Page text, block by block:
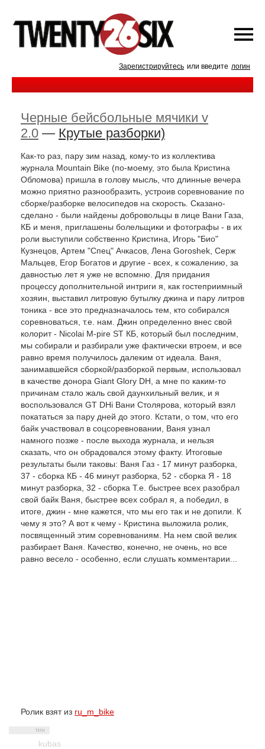
Зарегистрируйтесь или введите логин
Черные бейсбольные мячики v
2.0 — Крутые разборки)
Как-то раз, пару зим назад, кому-то из коллектива
журнала Mountain Bike (по-моему, это была Кристина
Обломова) пришла в голову мысль, что длинные вечера
можно приятно разнообразить, устроив соревнование по
сборке/разборке велосипедов на скорость. Сказано-
сделано - были найдены добровольцы в лице Вани Газа,
КБ и меня, приглашены болельщики и фотографы - в их
роли выступили собственно Кристина, Игорь "Био"
Кузнецов, Артем "Спец" Ачкасов, Лена Goroshek, Серж
Мальцев, Егор Богатов и другие - всех, к сожалению, за
давностью лет я уже не вспомню. Для придания
процессу дополнительной интриги я, как гостеприимный
хозяин, выставил литровую бутылку джина и пару литров
тоника - все это предназначалось тем, кто собирался
соревноваться, т.е. нам. Джин определенно внес свой
колорит - Nicolai M-pire ST КБ, который был последним,
мы собирали и разбирали уже фактически втроем, и все
равно время получилось далеким от идеала. Ваня,
занимавшейся сборкой/разборкой первым, использовал
в качестве донора Giant Glory DH, а мне по каким-то
причинам стало жаль свой даунхильный велик, и я
воспользовался GT DHi Вани Столярова, который взял
покататься за пару дней до этого. Кстати, о том, что его
байк участвовал в соцсоревновании, Ваня узнал
намного позже - после выхода журнала, и нельзя
сказать, что он обрадовался этому факту. Итоговые
результаты были таковы: Ваня Газ - 17 минут разборка,
37 - сборка КБ - 46 минут разборка, 52 - сборка Я - 18
минут разборка, 32 - сборка Т.е. быстрее всех разобрал
свой байк Ваня, быстрее всех собрал я, а победил, в
итоге, джин - мне кажется, что мы его так и не допили. К
чему я это? А вот к чему - Кристина выложила ролик,
посвященный этим соревнованиям. На нем свой велик
разбирает Ваня. Качество, конечно, не очень, но все
равно весело - особенно, если слушать комментарии...
Ролик взят из ru_m_bike
kubas